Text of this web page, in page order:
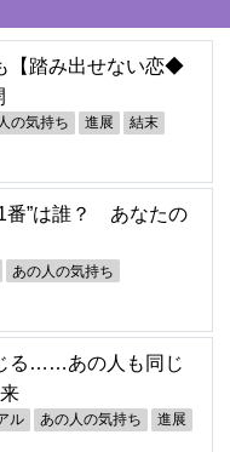
【踏み出せない恋◆
の気持ち 進展 結末
番”は誰？ あなたの
あの人の気持ち
る……あの人も同じ
ル あの人の気持ち 進展